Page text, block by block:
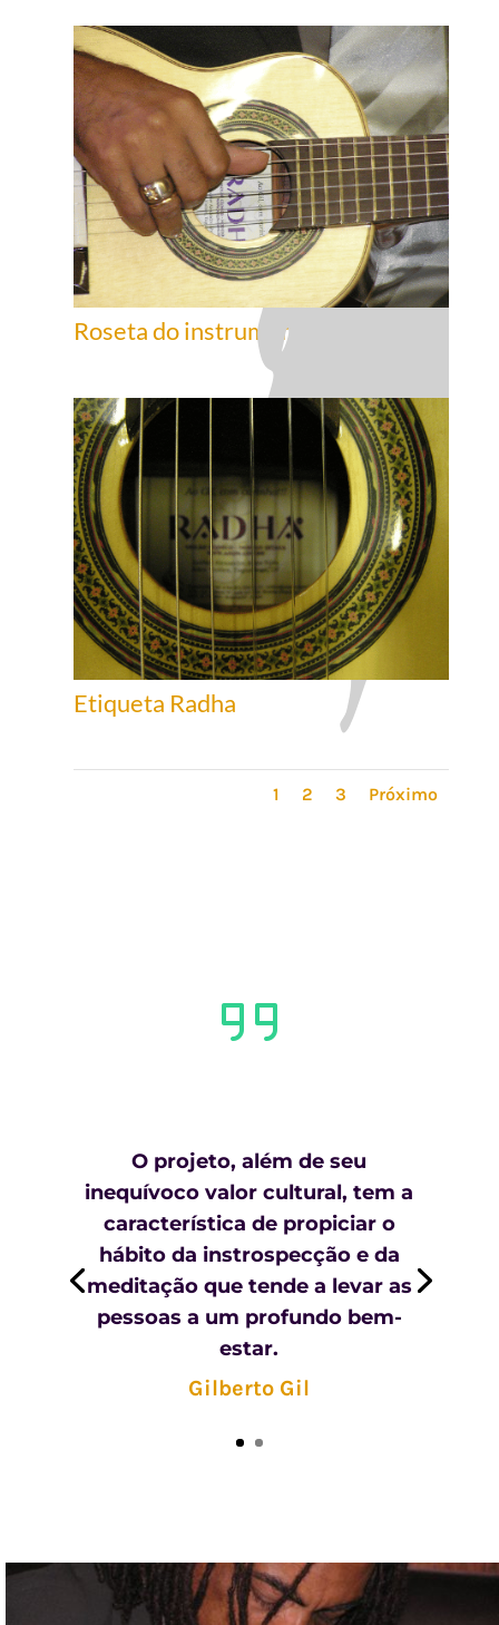
Roseta do instrumento
Etiqueta Radha
1 2 3 Próximo
O projeto, além de seu
inequívoco valor cultural, tem a
característica de propiciar o
hábito da instrospecção e da
meditação que tende a levar as
pessoas a um profundo bem-
estar.
Gilberto Gil